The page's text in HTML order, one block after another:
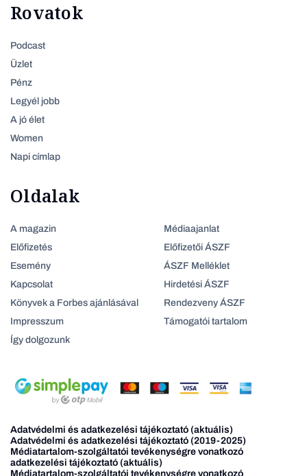
Rovatok
Podcast
Üzlet
Pénz
Legyél jobb
A jó élet
Women
Napi címlap
Oldalak
A magazin
Előfizetés
Esemény
Kapcsolat
Könyvek a Forbes ajánlásával
Impresszum
Így dolgozunk
Médiaajanlat
Előfizetői ÁSZF
ÁSZF Melléklet
Hirdetési ÁSZF
Rendezveny ÁSZF
Támogatói tartalom
Adatvédelmi és adatkezelési tájékoztató (aktuális)
Adatvédelmi és adatkezelési tájékoztató (2019-2025)
Médiatartalom-szolgáltatói tevékenységre vonatkozó
adatkezelési tájékoztató (aktuális)
Médiatartalom-szolgáltatói tevékenységre vonatkozó